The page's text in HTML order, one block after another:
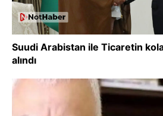
Suudi Arabistan ile Ticaretin
alındı